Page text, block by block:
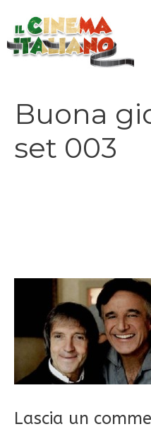
contenuto
Buona
set 003
Lascia un